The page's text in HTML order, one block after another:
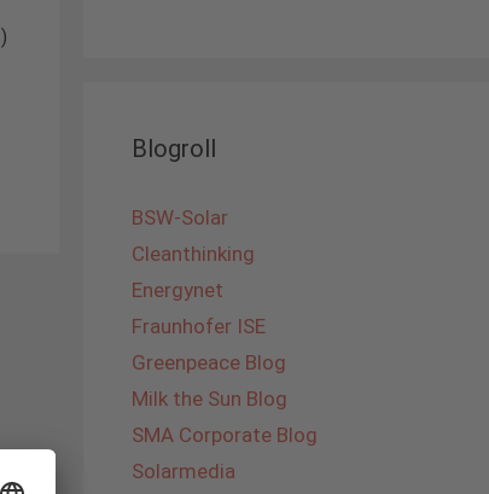
)
Blogroll
BSW-Solar
Cleanthinking
Energynet
Fraunhofer ISE
Greenpeace Blog
Milk the Sun Blog
SMA Corporate Blog
Solarmedia